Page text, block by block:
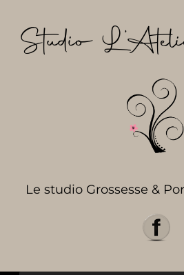
contenu
Studio
Le studio Grossesse &